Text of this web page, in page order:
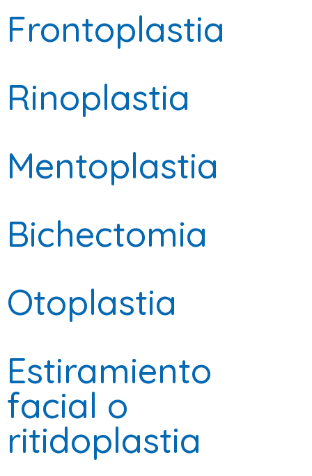
Frontoplastia
Rinoplastia
Mentoplastia
Bichectomia
Otoplastia
Estiramiento
facial o
ritidoplastia